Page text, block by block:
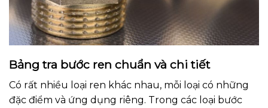
Bảng tra bước ren chuẩn và chi tiết
Có rất nhiều loại ren khác nhau, mỗi loại có những
đặc điểm và ứng dụng riêng. Trong các loại bước